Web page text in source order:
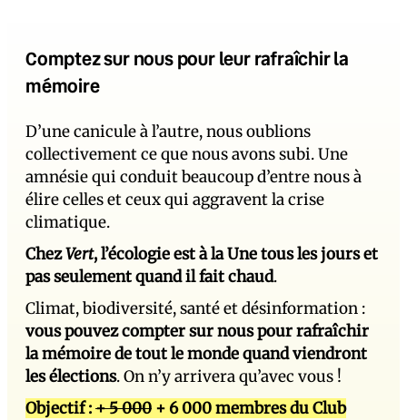
Comptez sur nous pour leur rafraîchir la
mémoire
D’une canicule à l’autre, nous oublions
collectivement ce que nous avons subi. Une
amnésie qui conduit beaucoup d’entre nous à
élire celles et ceux qui aggravent la crise
climatique.
ChezVert, l’écologie est à la Une tous les jours et
pas seulement quand il fait chaud.
Climat, biodiversité, santé et désinformation :
vous pouvez compter sur nous pour rafraîchir
la mémoire de tout le monde quand viendront
les élections. On n’y arrivera qu’avec vous !
Objectif :+ 5 000 + 6 000 membres du Club